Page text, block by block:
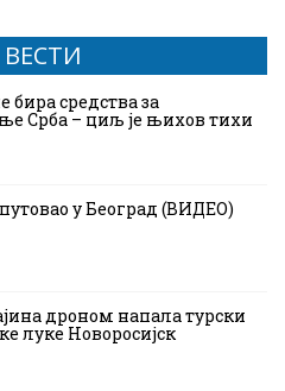
ВЕСТИ
средства за
Срба – циљ је њихов тихи
у Београд (ВИДЕО)
дроном напала турски
луке Новоросијск